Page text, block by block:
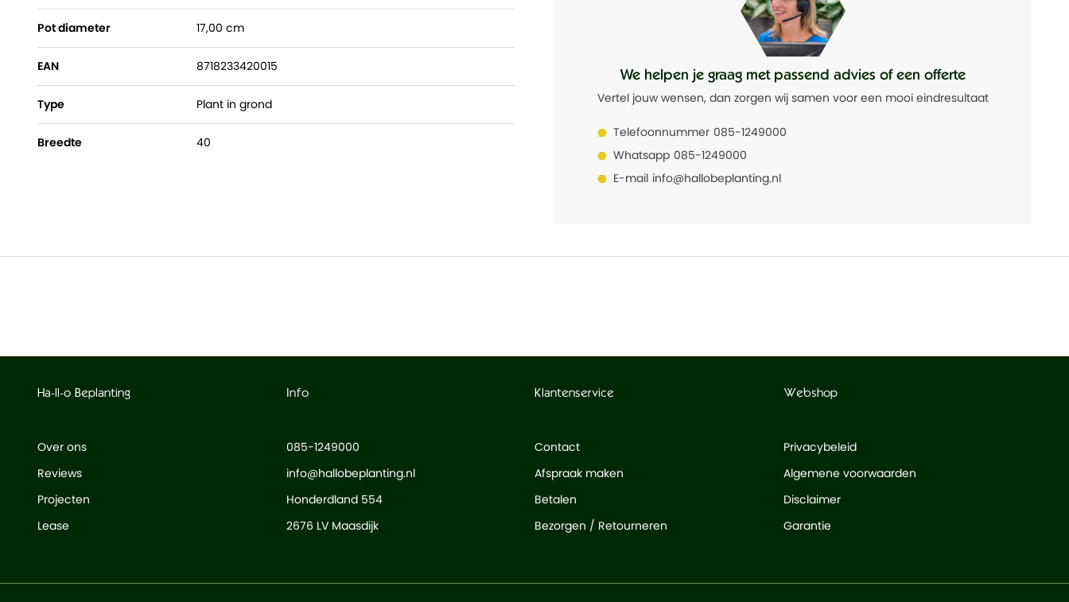
Pot diameter 17,00 cm
EAN 8718233420015
Type Plant in grond
Breedte 40
We helpen je graag met passend advies of een offerte
Vertel jouw wensen, dan zorgen wij samen voor een mooi eindresultaat
Telefoonnummer 085-1249000
Whatsapp 085-1249000
E-mail info@hallobeplanting.nl
Ha-ll-o Beplanting
Over ons
Reviews
Projecten
Lease
Info
085-1249000
info@hallobeplanting.nl
Honderdland 554
2676 LV Maasdijk
Klantenservice
Contact
Afspraak maken
Betalen
Bezorgen / Retourneren
Webshop
Privacybeleid
Algemene voorwaarden
Disclaimer
Garantie